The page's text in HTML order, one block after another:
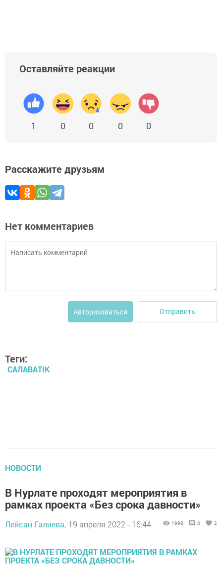
Оставляйте реакции
1 0 0 0 0
Расскажите друзьям
Нет комментариев
Авторизоваться Отправить
Теги:
САЛАВАTIK
НОВОСТИ
В Нурлате проходят мероприятия в
рамках проекта «Без срока давности»
Лейсан Галиева, 19 апреля 2022 - 16:44 1998 0 2